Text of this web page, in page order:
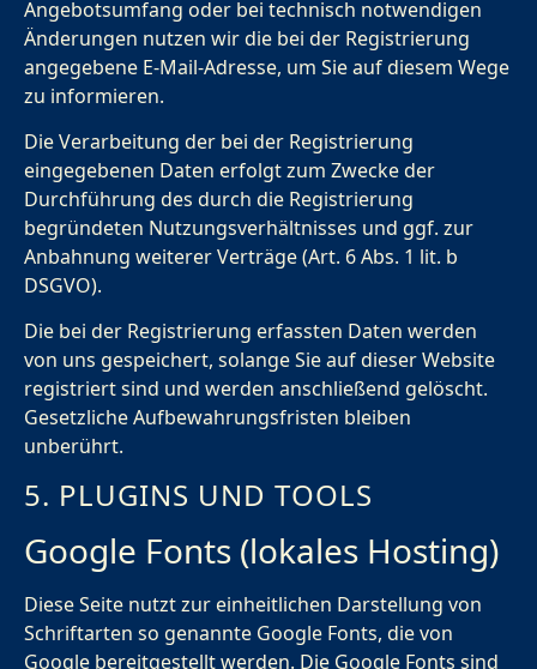
Angebotsumfang oder bei technisch notwendigen
Änderungen nutzen wir die bei der Registrierung
angegebene E-Mail-Adresse, um Sie auf diesem Wege
zu informieren.
Die Verarbeitung der bei der Registrierung
eingegebenen Daten erfolgt zum Zwecke der
Durchführung des durch die Registrierung
begründeten Nutzungsverhältnisses und ggf. zur
Anbahnung weiterer Verträge (Art. 6 Abs. 1 lit. b
DSGVO).
Die bei der Registrierung erfassten Daten werden
von uns gespeichert, solange Sie auf dieser Website
registriert sind und werden anschließend gelöscht.
Gesetzliche Aufbewahrungsfristen bleiben
unberührt.
5. PLUGINS UND TOOLS
Google Fonts (lokales Hosting)
Diese Seite nutzt zur einheitlichen Darstellung von
Schriftarten so genannte Google Fonts, die von
Google bereitgestellt werden. Die Google Fonts sind